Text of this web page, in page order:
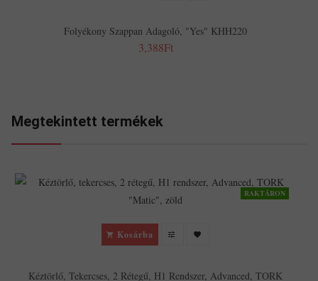
Folyékony Szappan Adagoló, "Yes" KHH220
3,388Ft
Megtekintett termékek
RAKTÁRON
Kosárba
Kéztörlő, Tekercses, 2 Rétegű, H1 Rendszer, Advanced, TORK